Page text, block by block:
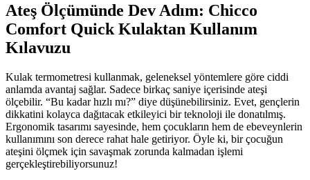
Ateş Ölçümünde Dev Adım: Chicco
Comfort Quick Kulaktan Kullanım
Kılavuzu
Kulak termometresi kullanmak, geleneksel yöntemlere göre ciddi
anlamda avantaj sağlar. Sadece birkaç saniye içerisinde ateşi
ölçebilir. “Bu kadar hızlı mı?” diye düşünebilirsiniz. Evet, gençlerin
dikkatini kolayca dağıtacak etkileyici bir teknoloji ile donatılmış.
Ergonomik tasarımı sayesinde, hem çocukların hem de ebeveynlerin
kullanımını son derece rahat hale getiriyor. Öyle ki, bir çocuğun
ateşini ölçmek için savaşmak zorunda kalmadan işlemi
gerçekleştirebiliyorsunuz!